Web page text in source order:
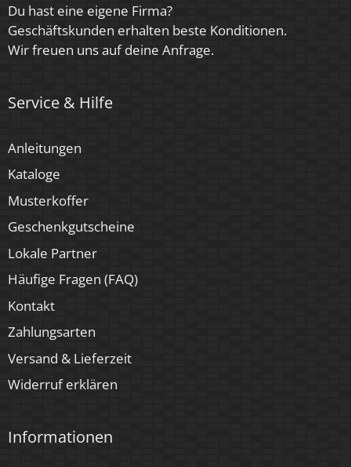
Du hast eine eigene Firma?
Geschäftskunden erhalten beste Konditionen.
Wir freuen uns auf deine Anfrage.
Service & Hilfe
Anleitungen
Kataloge
Musterkoffer
Geschenkgutscheine
Lokale Partner
Häufige Fragen (FAQ)
Kontakt
Zahlungsarten
Versand & Lieferzeit
Widerruf erklären
Informationen